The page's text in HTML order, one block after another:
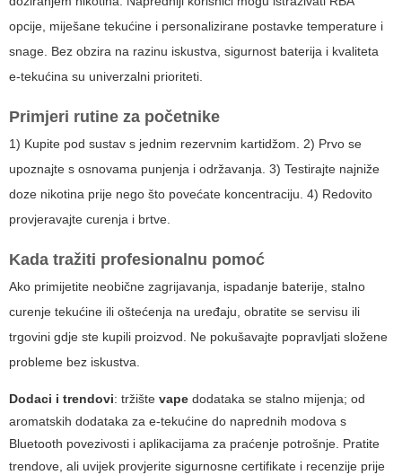
opcije, miješane tekućine i personalizirane postavke temperature i
snage. Bez obzira na razinu iskustva, sigurnost baterija i kvaliteta
e-tekućina su univerzalni prioriteti.
Primjeri rutine za početnike
1) Kupite pod sustav s jednim rezervnim kartidžom. 2) Prvo se
upoznajte s osnovama punjenja i održavanja. 3) Testirajte najniže
doze nikotina prije nego što povećate koncentraciju. 4) Redovito
provjeravajte curenja i brtve.
Kada tražiti profesionalnu pomoć
Ako primijetite neobične zagrijavanja, ispadanje baterije, stalno
curenje tekućine ili oštećenja na uređaju, obratite se servisu ili
trgovini gdje ste kupili proizvod. Ne pokušavajte popravljati složene
probleme bez iskustva.
Dodaci i trendovi: tržište vape dodataka se stalno mijenja; od
aromatskih dodataka za e-tekućine do naprednih modova s
Bluetooth povezivosti i aplikacijama za praćenje potrošnje. Pratite
trendove, ali uvijek provjerite sigurnosne certifikate i recenzije prije